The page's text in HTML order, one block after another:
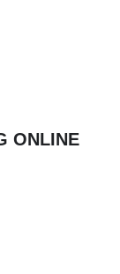
ONLINE